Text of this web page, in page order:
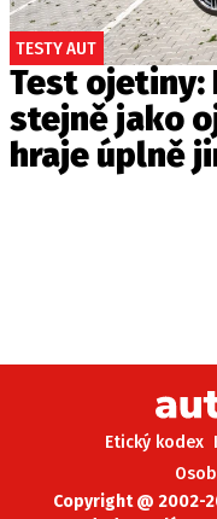
TESTY AUT
Test ojetiny:
stejně jako
hraje úplně
Etický kodex
Copyright @ 2002-